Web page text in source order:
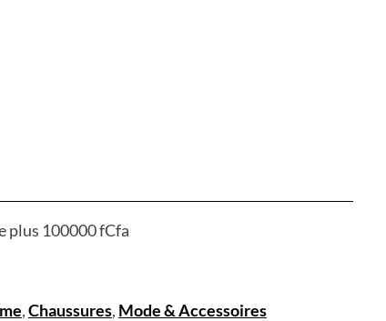
plus 100000 fCfa
,Chaussures, Mode & Accessoires